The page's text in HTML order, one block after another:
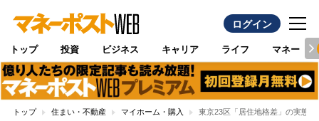
ログイン
トップ 投資 ビジネス キャリア ライフ マネー
トップ 住まい・不動産 マイホーム・購入 東京23区「居住地格差」の実態